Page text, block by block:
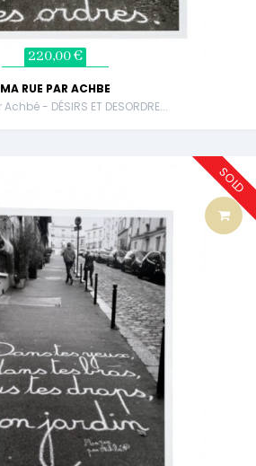
220,00 €
MA RUE PAR ACHBE
- DÉSIRS ET DESORDRE...
SOLD